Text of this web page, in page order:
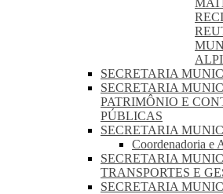
SECRETARIA
SECRETARIA
PATRIMÔNIO E
PÚBLICAS
SECRETARIA
Coordenadoria e
SECRETARIA
TRANSPORTES E
SECRETARIA